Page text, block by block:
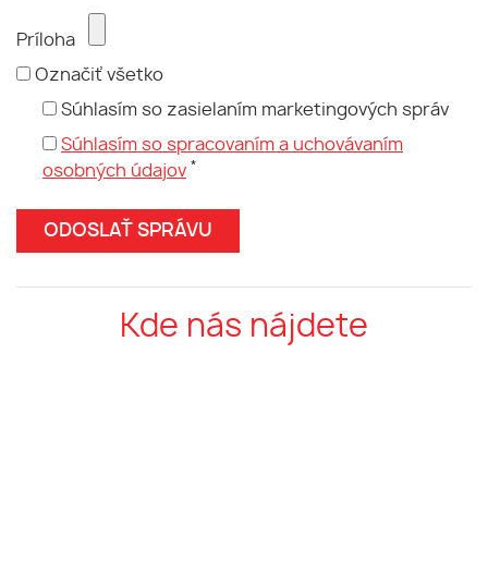
Príloha
Označiť všetko
Súhlasím so zasielaním marketingových správ
Súhlasím so spracovaním a uchovávaním
osobných údajov *
Kde nás nájdete